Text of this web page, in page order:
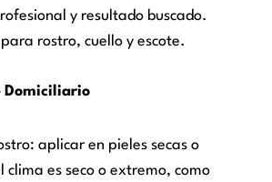
y resultado buscado.
para rostro, cuello y escote.
Domiciliario
aplicar en pieles secas o
clima es seco o extremo, como